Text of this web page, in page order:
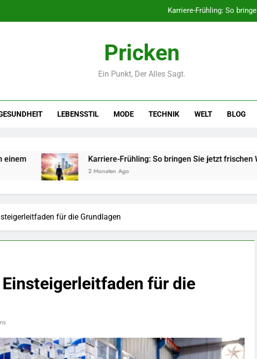
Karriere-Frühling: So
Selbstversorger-Glück:
Polnischer Hersteller von Socken –
Networking-Strategien: Wie
Pricken
Ein Punkt, Der Alles Sagt.
LEBENSSTIL MODE TECHNIK WELT BLOG
Karriere-Frühling: So bringen Sie jetzt frischen Wind in Ihren
2 Monaten Ago
für die Grundlagen
für die